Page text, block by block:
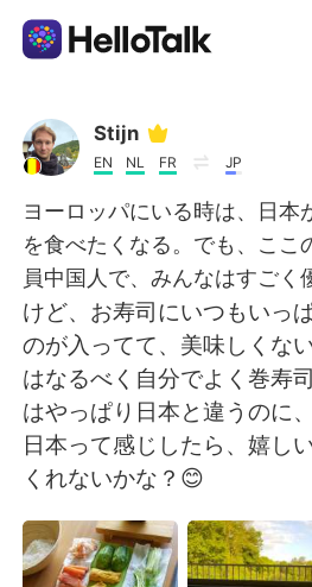
언어 교환 앱
AI Grammar Checker
한국어
English 简体中文
繁體中文 Español
العربية
Deutsch 日本語
Stijn
EN NL FR JP
ヨーロッパにいる時は、日本
を食べたくなる。でも、ここ
員中国人で、みんなはすごく
けど、お寿司にいつもいっ
のが入ってて、美味しくな
はなるべく自分でよく巻寿
はやっぱり日本と違うのに
日本って感じしたら、嬉し
くれないかな？😊